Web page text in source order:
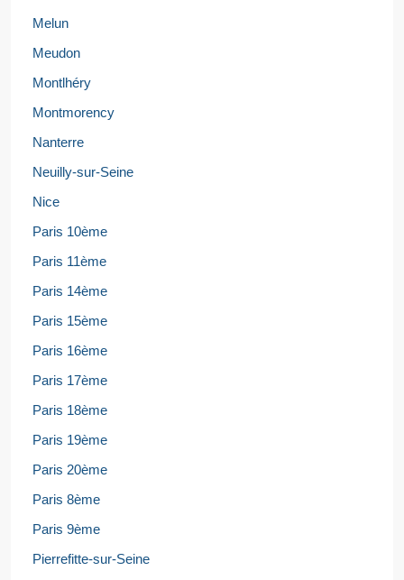
Melun
Meudon
Montlhéry
Montmorency
Nanterre
Neuilly-sur-Seine
Nice
Paris 10ème
Paris 11ème
Paris 14ème
Paris 15ème
Paris 16ème
Paris 17ème
Paris 18ème
Paris 19ème
Paris 20ème
Paris 8ème
Paris 9ème
Pierrefitte-sur-Seine